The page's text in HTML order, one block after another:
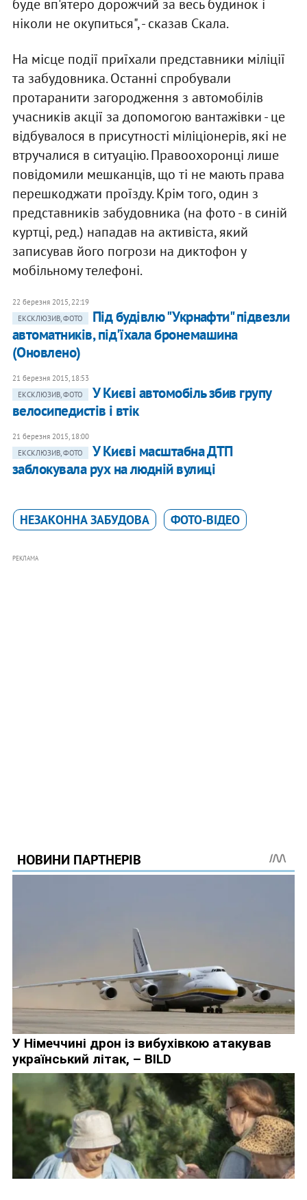
буде вп'ятеро дорожчий за весь будинок і
ніколи не окупиться", - сказав Скала.
На місце події приїхали представники міліції
та забудовника. Останні спробували
протаранити загородження з автомобілів
учасників акції за допомогою вантажівки - це
відбувалося в присутності міліціонерів, які не
втручалися в ситуацію. Правоохоронці лише
повідомили мешканців, що ті не мають права
перешкоджати проїзду. Крім того, один з
представників забудовника (на фото - в синій
куртці, ред.) нападав на активіста, який
записував його погрози на диктофон у
мобільному телефоні.
22 березня 2015, 22:19
ЕКСКЛЮЗИВ, ФОТО
Під будівлю "Укрнафти" підвезли
автоматників, під'їхала бронемашина
(Оновлено)
21 березня 2015, 18:53
ЕКСКЛЮЗИВ, ФОТО
У Києві автомобіль збив групу
велосипедистів і втік
21 березня 2015, 18:00
ЕКСКЛЮЗИВ, ФОТО
У Києві масштабна ДТП
заблокувала рух на людній вулиці
НЕЗАКОННА ЗАБУДОВА ФОТО-ВІДЕО
РЕКЛАМА